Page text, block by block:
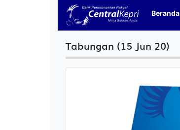
Beranda
Tabungan (15 Jun 20)